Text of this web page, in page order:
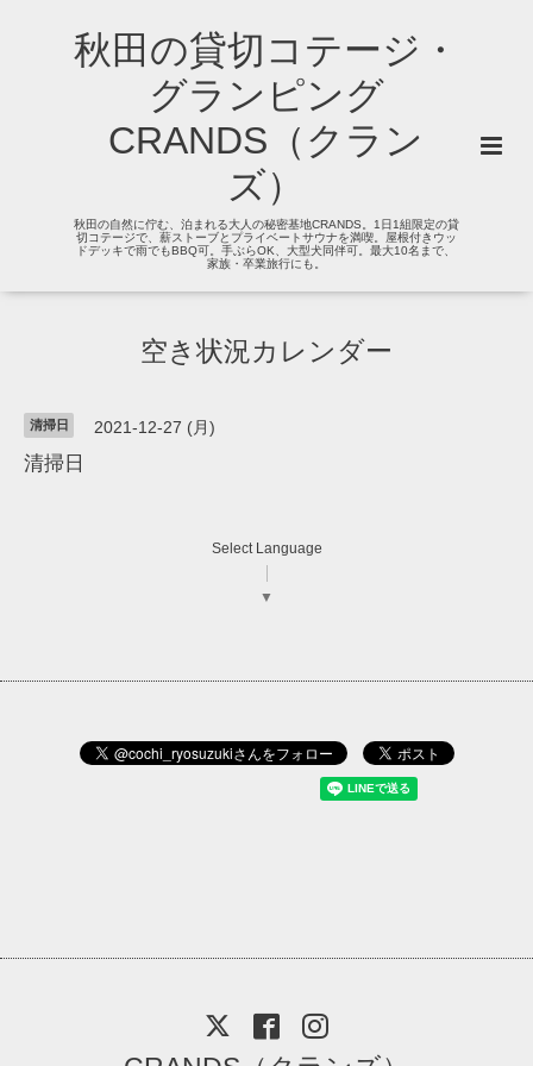
秋田の貸切コテージ・
グランピング
CRANDS（クラン
ズ）
秋田の自然に佇む、泊まれる大人の秘密基地CRANDS。1日1組限定の貸
切コテージで、薪ストーブとプライベートサウナを満喫。屋根付きウッ
ドデッキで雨でもBBQ可。手ぶらOK、大型犬同伴可。最大10名まで、
家族・卒業旅行にも。
空き状況カレンダー
清掃日 2021-12-27 (月)
清掃日
Select Language
▼